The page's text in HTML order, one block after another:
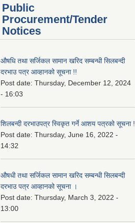
Public
Procurement/Tender
Notices
औषधि तथा सर्जिकल सामान खरिद सम्बन्धी सिलबन्दी
दरभाउ पत्र आव्हानको सूचना !!
Post date: Thursday, December 12, 2024
- 16:03
शिलबन्दी दरभाउपत्र स्विकृत गर्ने आशय पत्रको सूचना !
Post date: Thursday, June 16, 2022 -
14:32
औषधी तथा सर्जिकल सामान खरिद सम्बन्धी सिलबन्दी
दरभाउ पत्र आव्हानको सूचना ।
Post date: Thursday, March 3, 2022 -
13:00